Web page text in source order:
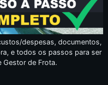
despesas, documentos,
e todos os passos para ser
Gestor de Frota.